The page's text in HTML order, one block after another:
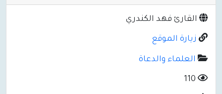
القارئ فهد الكندري
زيارة الموقع
العلماء والدعاة